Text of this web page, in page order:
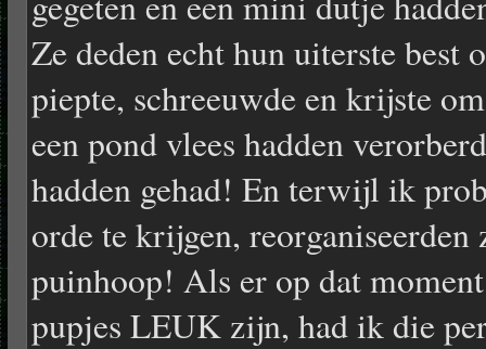
Ze deden echt hun uiterste best
piepte, schreeuwde en krijste
een pond vlees hadden
hadden gehad! En terwijl ik
orde te krijgen,
puinhoop! Als er op dat
pupjes LEUK zijn, had ik die